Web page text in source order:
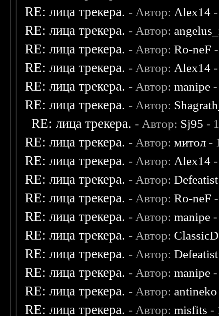
RE: лица трекера. - Автор: Alex14
RE: лица трекера. - Автор:
RE: лица трекера. - Автор:Ro-neF
RE: лица трекера. - Автор: Alex14
RE: лица трекера. - Автор:manipe
RE: лица трекера. - Автор:
RE: лица трекера. - Автор: Sj95 -
RE: лица трекера. - Автор:митол -
RE: лица трекера. - Автор: Alex14
RE: лица трекера. - Автор:Defeatist
RE: лица трекера. - Автор:Ro-neF
RE: лица трекера. - Автор:manipe
RE: лица трекера. - Автор:
RE: лица трекера. - Автор:Defeatist
RE: лица трекера. - Автор:manipe
RE: лица трекера. - Автор: antineko
RE: лица трекера. - Автор:misfits -